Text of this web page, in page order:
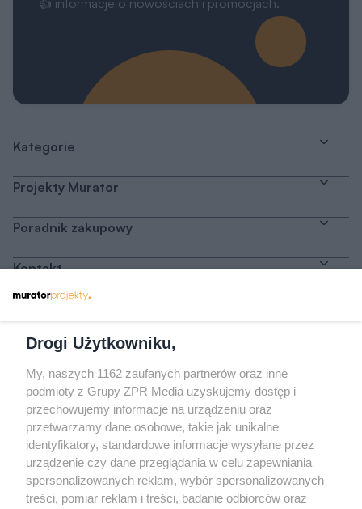
👍 informacje o nowościach i promocjach.
Kategorie
Projekty Murator
Poradnik zakupowy
Kontakt
Odwiedź grupę na Facebooku
Gdybym budował drugi raz - mądry Polak
przed budową
Forum Muratora
Drogi Użytkowniku,
My, naszych 1162 zaufanych partnerów oraz inne
podmioty z Grupy ZPR Media uzyskujemy dostęp i
przechowujemy informacje na urządzeniu oraz
przetwarzamy dane osobowe, takie jak unikalne
identyfikatory, standardowe informacje wysyłane przez
urządzenie czy dane przeglądania w celu zapewniania
spersonalizowanych reklam, wybór spersonalizowanych
treści, pomiar reklam i treści, badanie odbiorców oraz